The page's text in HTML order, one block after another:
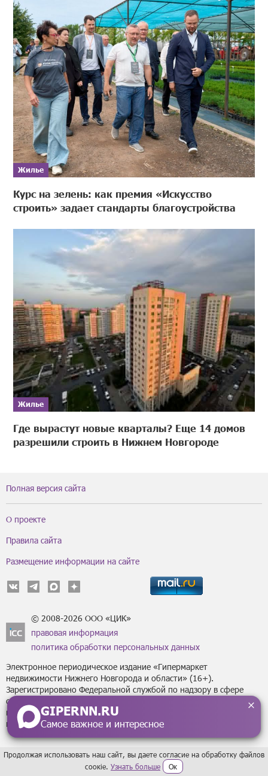
Жилье
Курс на зелень: как премия «Искусство
строить» задает стандарты благоустройства
Жилье
Где вырастут новые кварталы? Еще 14 домов
разрешили строить в Нижнем Новгороде
GIPERNN.RU
Самое важное и интересное
Полная версия сайта
О проекте
Правила сайта
Размещение информации на сайте
© 2008-2026 ООО «ЦИК»
правовая информация
политика обработки персональных данных
Электронное периодическое издание «Гипермаркет
недвижимости Нижнего Новгорода и области» (16+).
Зарегистрировано Федеральной службой по надзору в сфере
связи, информационных технологий
и массовых коммуникаций (Роскомнадзор) за регистрационным
номером Эл № ФС77-43795 от 07 февраля 2011 г.
Продолжая использовать наш сайт, вы даете согласие на обработку файлов
сoокіе. Узнать больше Ок